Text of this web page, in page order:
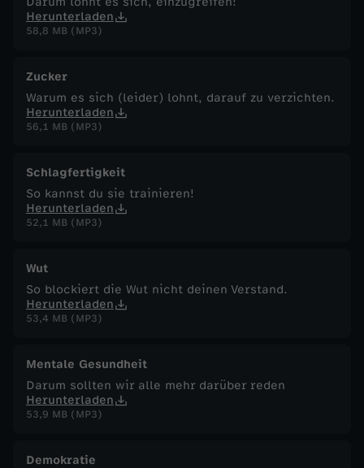
Herunterladen
58,8 MB (MP3)
Zucker
Warum es sich (leider) lohnt, darauf zu verzichten.
Herunterladen
56,1 MB (MP3)
Schlagfertigkeit
So kannst du sie trainieren!
Herunterladen
52,1 MB (MP3)
Wut
So blockiert die Wut nicht deinen Verstand.
Herunterladen
53,4 MB (MP3)
Mentale Gesundheit
Darum sollten wir alle mehr darüber reden
Herunterladen
53,9 MB (MP3)
Demokratie